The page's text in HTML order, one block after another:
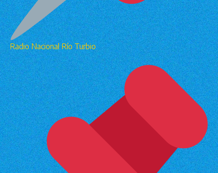
Radio Nacional Río Turbio